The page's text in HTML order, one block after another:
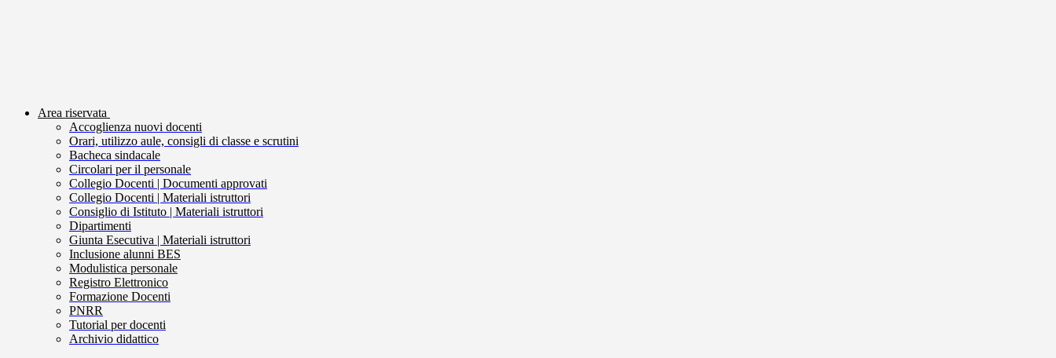
Area riservata
Accoglienza nuovi docenti
Orari, utilizzo aule, consigli di classe e scrutini
Bacheca sindacale
Circolari per il personale
Collegio Docenti | Documenti approvati
Collegio Docenti | Materiali istruttori
Consiglio di Istituto | Materiali istruttori
Dipartimenti
Giunta Esecutiva | Materiali istruttori
Inclusione alunni BES
Modulistica personale
Registro Elettronico
Formazione Docenti
PNRR
Tutorial per docenti
Archivio didattico